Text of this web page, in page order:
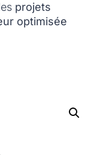
projets
optimisée